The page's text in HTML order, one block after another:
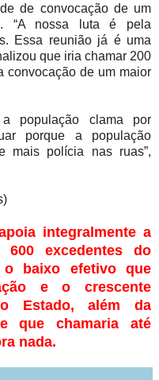
de convocação de um
“A nossa luta é pela
Essa reunião já é uma
que iria chamar 200
convocação de um maior
população clama por
porque a população
mais polícia nas ruas”,
integralmente a
600 excedentes do
o baixo efetivo que
e o crescente
Estado, além da
que chamaria até
nada.